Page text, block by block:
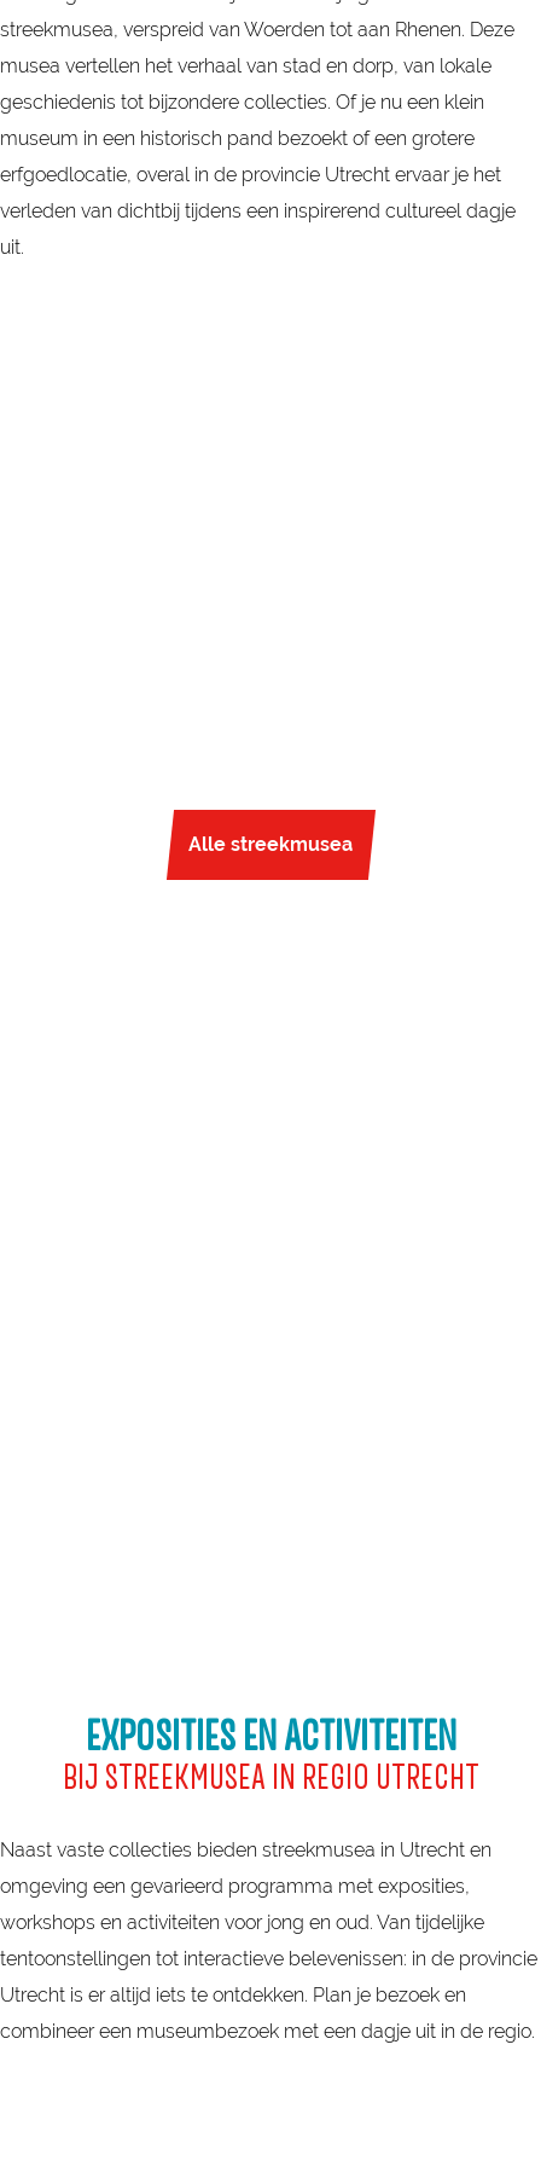
streekmusea, verspreid van Woerden tot aan Rhenen. Deze
musea vertellen het verhaal van stad en dorp, van lokale
geschiedenis tot bijzondere collecties. Of je nu een klein
museum in een historisch pand bezoekt of een grotere
erfgoedlocatie, overal in de provincie Utrecht ervaar je het
verleden van dichtbij tijdens een inspirerend cultureel dagje
uit.
Alle streekmusea
EXPOSITIES EN ACTIVITEITEN
BIJ STREEKMUSEA IN REGIO UTRECHT
Naast vaste collecties bieden streekmusea in Utrecht en
omgeving een gevarieerd programma met exposities,
workshops en activiteiten voor jong en oud. Van tijdelijke
tentoonstellingen tot interactieve belevenissen: in de provincie
Utrecht is er altijd iets te ontdekken. Plan je bezoek en
combineer een museumbezoek met een dagje uit in de regio.